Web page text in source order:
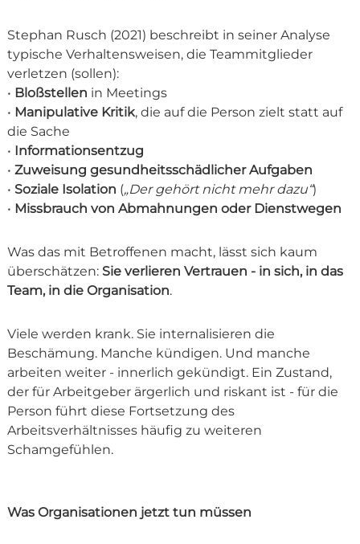
Stephan Rusch (2021) beschreibt in seiner Analyse
typische Verhaltensweisen, die Teammitglieder
verletzen (sollen):
• Bloßstellen in Meetings
• Manipulative Kritik, die auf die Person zielt statt auf
die Sache
• Informationsentzug
• Zuweisung gesundheitsschädlicher Aufgaben
• Soziale Isolation („Der gehört nicht mehr dazu“)
• Missbrauch von Abmahnungen oder Dienstwegen
Was das mit Betroffenen macht, lässt sich kaum
überschätzen: Sie verlieren Vertrauen - in sich, in das
Team, in die Organisation.
Viele werden krank. Sie internalisieren die
Beschämung. Manche kündigen. Und manche
arbeiten weiter - innerlich gekündigt. Ein Zustand,
der für Arbeitgeber ärgerlich und riskant ist - für die
Person führt diese Fortsetzung des
Arbeitsverhältnisses häufig zu weiteren
Schamgefühlen.
Was Organisationen jetzt tun müssen